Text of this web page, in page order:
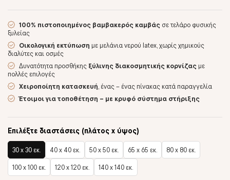
100% πιστοποιημένος βαμβακερός καμβάς σε τελάρο φυσικής
ξυλείας
Οικολογική εκτύπωση με μελάνια νερού latex, χωρίς χημικούς
διαλύτες και οσμές
Δυνατότητα προσθήκης ξύλινης διακοσμητικής κορνίζας με
πολλές επιλογές
Χειροποίητη κατασκευή, ένας – ένας πίνακας κατά παραγγελία
Έτοιμοι για τοποθέτηση – με κρυφό σύστημα στήριξης
Επιλέξτε διαστάσεις (πλάτος x ύψος)
30 x 30 εκ. 40 x 40 εκ. 50 x 50 εκ. 65 x 65 εκ.
80 x 80 εκ.
100 x 100 εκ.
120 x 120 εκ. 140 x 140 εκ.